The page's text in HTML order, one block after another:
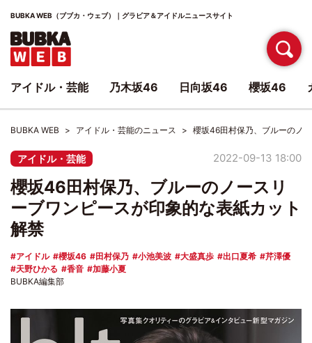
BUBKA WEB（ブブカ・ウェブ）｜グラビア＆アイドルニュースサイト
BUBKA WEB アイドル・芸能のニュース 櫻坂46田村保乃、ブルーのノ
アイドル・芸能 2022-09-13 18:00
櫻坂46田村保乃、ブルーのノースリ
ーブワンピースが印象的な表紙カット
解禁
アイドル 櫻坂46 田村保乃 小池美波 大盛真歩 出口夏希
芹澤優
天野ひかる
香音
加藤小夏
BUBKA編集部
アイドル・芸能 乃木坂46 日向坂46 櫻坂46